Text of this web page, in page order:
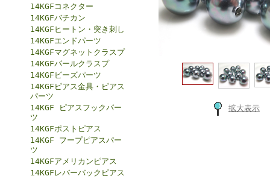
14KGFコネクター
14KGFバチカン
14KGFヒートン・突き刺し
14KGFエンドパーツ
14KGFマグネットクラスプ
14KGFパールクラスプ
14KGFビーズパーツ
14KGFピアス金具・ピアス
パーツ
14KGF ピアスフックパー
ツ
14KGFポストピアス
14KGF フープピアスパー
ツ
14KGFアメリカンピアス
14KGFレバーバックピアス
拡大表示